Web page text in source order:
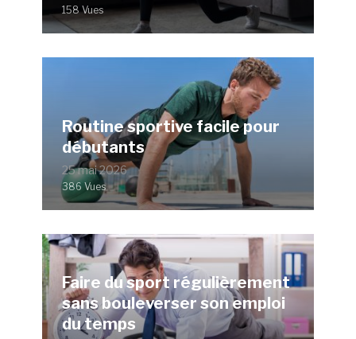
158 Vues
Routine sportive facile pour
débutants
25 mai 2026
386 Vues
Faire du sport régulièrement
sans bouleverser son emploi
du temps